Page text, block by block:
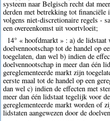
systeem naar Belgisch recht dat
derden met betrekking tot
volgens niet-discretionaire regels -
een overeenkomst uit voortvloeit;
14° « hoofdmarkt » : a) de lidstaat
doelvennootschap tot de handel op
toegelaten, dan wel b) indien de
doelvennootschap in meer dan één
gereglementeerde markt zijn
eerste maal tot de handel op een
dan wel c) indien de effecten met
meer dan één lidstaat tegelijk voor
gereglementeerde markt worden of
lidstaten aangewezen door de